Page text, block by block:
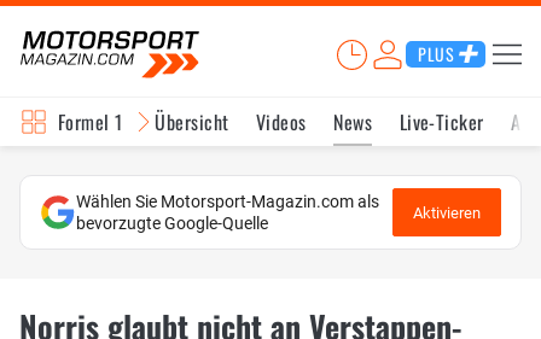
PLUS
Formel 1 Übersicht Videos News Live-Ticker
Wählen Sie Motorsport-Magazin.com als
bevorzugte Google-Quelle
Aktivieren
Norris glaubt nicht an Verstappen-